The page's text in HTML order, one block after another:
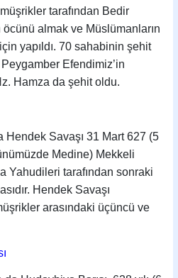
tarafından Bedir
öcünü almak ve Müslümanların
yapıldı. 70 sahabinin şehit
Efendimiz’in
Hamza da şehit oldu.
Hendek Savaşı 31 Mart 627 (5
Medine) Mekkeli
Yahudileri tarafından sonraki
Hendek Savaşı
arasındaki üçüncü ve